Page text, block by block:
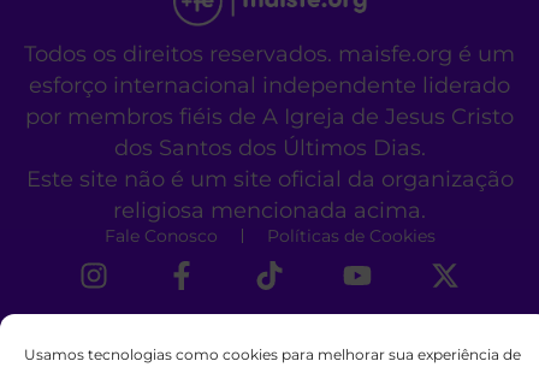
Usamos tecnologias como cookies para melhorar sua experiência de
Todos os direitos reservados. maisfe.org é um
esforço internacional independente liderado
por membros fiéis de A Igreja de Jesus Cristo
dos Santos dos Últimos Dias.
Este site não é um site oficial da organização
religiosa mencionada acima.
Fale Conosco Políticas de Cookies